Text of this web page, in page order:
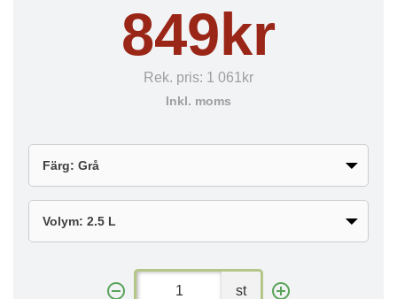
849kr
Rek. pris: 1 061kr
Inkl. moms
st